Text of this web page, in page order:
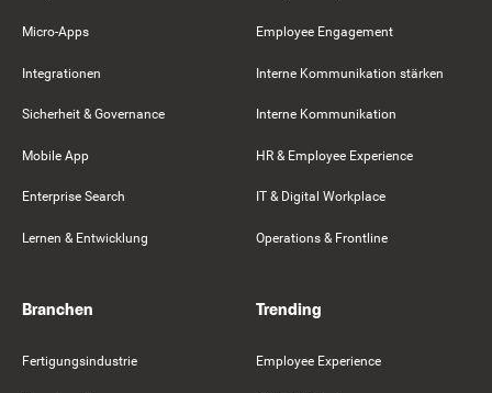
Micro-Apps
Integrationen
Sicherheit & Governance
Mobile App
Enterprise Search
Lernen & Entwicklung
Employee Engagement
Interne Kommunikation stärken
Interne Kommunikation
HR & Employee Experience
IT & Digital Workplace
Operations & Frontline
Branchen
Fertigungsindustrie
Trending
Employee Experience